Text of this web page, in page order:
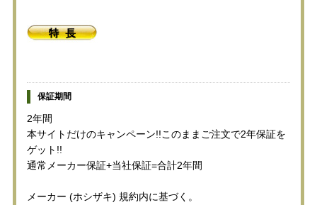
保証期間
2年間
本サイトだけのキャンペーン!!このままご注文で2年保証を
ゲット!!
通常メーカー保証+当社保証=合計2年間
メーカー (ホシザキ) 規約内に基づく。